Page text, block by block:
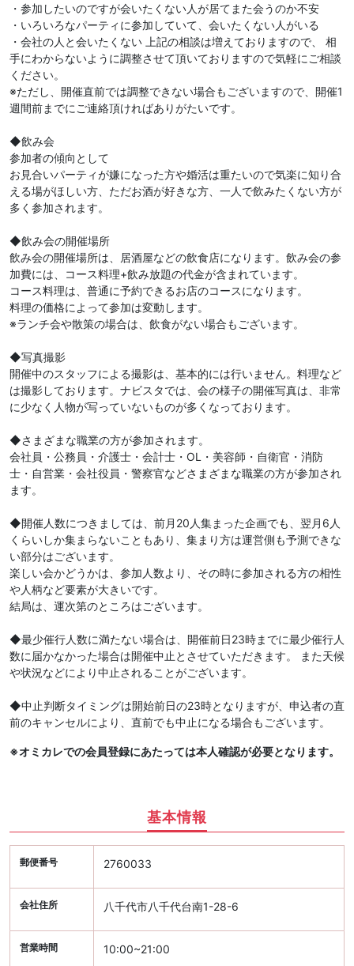
・参加したいのですが会いたくない人が居てまた会うのか不安
・いろいろなパーティに参加していて、会いたくない人がいる
・会社の人と会いたくない 上記の相談は増えておりますので、 相
手にわからないように調整させて頂いておりますので気軽にご相談
ください。
※ただし、開催直前では調整できない場合もございますので、開催1
週間前までにご連絡頂ければありがたいです。
◆飲み会
参加者の傾向として
お見合いパーティが嫌になった方や婚活は重たいので気楽に知り合
える場がほしい方、ただお酒が好きな方、一人で飲みたくない方が
多く参加されます。
◆飲み会の開催場所
飲み会の開催場所は、居酒屋などの飲食店になります。飲み会の参
加費には、コース料理+飲み放題の代金が含まれています。
コース料理は、普通に予約できるお店のコースになります。
料理の価格によって参加は変動します。
※ランチ会や散策の場合は、飲食がない場合もございます。
◆写真撮影
開催中のスタッフによる撮影は、基本的には行いません。料理など
は撮影しております。ナビスタでは、会の様子の開催写真は、非常
に少なく人物が写っていないものが多くなっております。
◆さまざまな職業の方が参加されます。
会社員・公務員・介護士・会計士・OL・美容師・自衛官・消防
士・自営業・会社役員・警察官などさまざまな職業の方が参加され
ます。
◆開催人数につきましては、前月20人集まった企画でも、翌月6人
くらいしか集まらないこともあり、集まり方は運営側も予測できな
い部分はございます。
楽しい会かどうかは、参加人数より、その時に参加される方の相性
や人柄など要素が大きいです。
結局は、運次第のところはございます。
◆最少催行人数に満たない場合は、開催前日23時までに最少催行人
数に届かなかった場合は開催中止とさせていただきます。 また天候
や状況などにより中止されることがございます。
◆中止判断タイミングは開始前日の23時となりますが、申込者の直
前のキャンセルにより、直前でも中止になる場合もございます。
※オミカレでの会員登録にあたっては本人確認が必要となります。
基本情報
郵便番号 2760033
会社住所 八千代市八千代台南1-28-6
営業時間 10:00~21:00